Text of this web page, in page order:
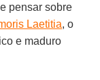
pensar sobre
Laetitia, o
e maduro